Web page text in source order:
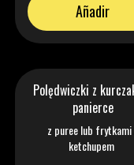
Añadir
Polędwiczki z
panierce
z puree lub frytkami
ketchupem